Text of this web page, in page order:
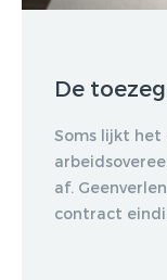
De
Soms lijkt het
af.
contract